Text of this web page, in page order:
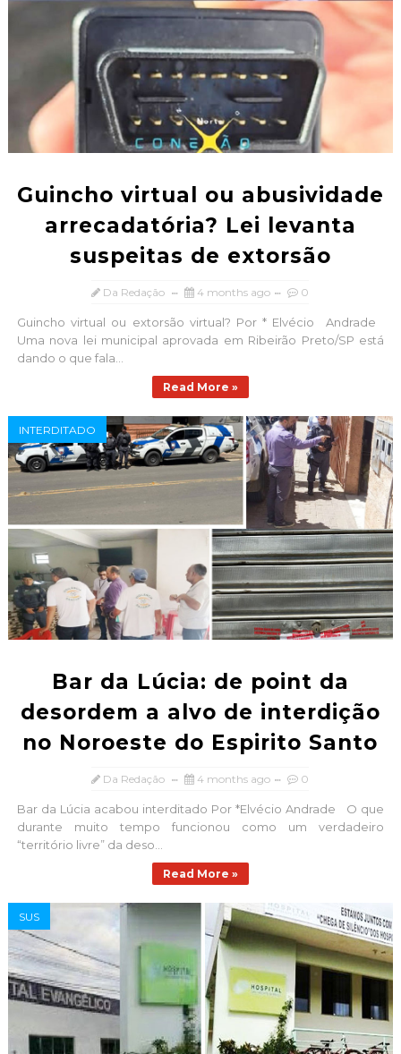
Guincho virtual ou abusividade
arrecadatória? Lei levanta
suspeitas de extorsão
Da Redação 4 months ago 0
Guincho virtual ou extorsão virtual? Por * Elvécio Andrade
Uma nova lei municipal aprovada em Ribeirão Preto/SP está
dando o que fala...
Read More »
INTERDITADO
Bar da Lúcia: de point da
desordem a alvo de interdição
no Noroeste do Espirito Santo
Da Redação 4 months ago 0
Bar da Lúcia acabou interditado Por *Elvécio Andrade O que
durante muito tempo funcionou como um verdadeiro
“território livre” da deso...
Read More »
SUS